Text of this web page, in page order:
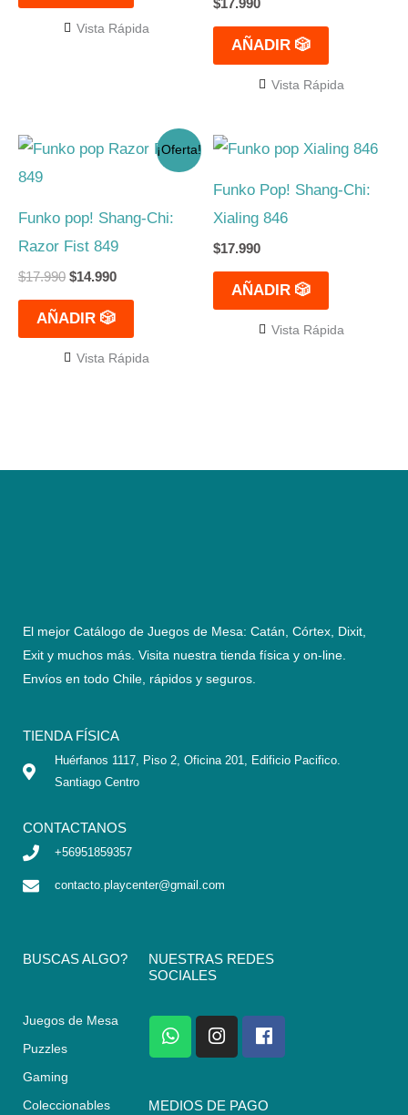
Vista Rápida
AÑADIR 🎲
Vista Rápida
¡Oferta!
Funko pop! Shang-Chi:
Razor Fist 849
$17.990
El
precio
$17.990.
$14.990
El
$14.990.
AÑADIR 🎲
Vista Rápida
Funko Pop! Shang-Chi:
Xialing 846
$17.990
AÑADIR 🎲
Vista Rápida
El mejor Catálogo de Juegos de Mesa: Catán, Córtex, Dixit,
Exit y muchos más. Visita nuestra tienda física y on-line.
Envíos en todo Chile, rápidos y seguros
TIENDA FÍSICA
Huérfanos 1117, Piso 2, Oficina 201, Edificio Pacifico.
Santiago Centro
CONTACTANOS
+56951859357
contacto.playcenter@gmail.com
BUSCAS ALGO?
Juegos de Mesa
Puzzles
Gaming
Coleccionables
NUESTRAS REDES
SOCIALES
W
h
a
s
I
n
s
a
F
a
c
b
MEDIOS DE PAGO